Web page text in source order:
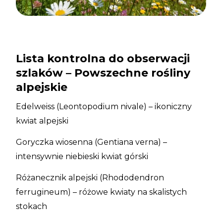
Lista kontrolna do obserwacji
szlaków – Powszechne rośliny
alpejskie
Edelweiss (Leontopodium nivale) – ikoniczny
kwiat alpejski
Goryczka wiosenna (Gentiana verna) –
intensywnie niebieski kwiat górski
Różanecznik alpejski (Rhododendron
ferrugineum) – różowe kwiaty na skalistych
stokach